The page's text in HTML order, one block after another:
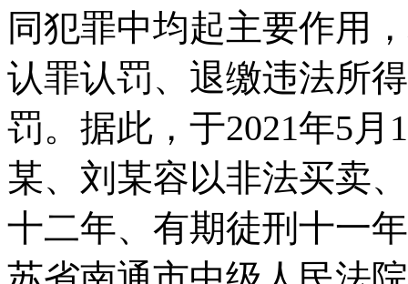
同犯罪中均起主要作用
认罪认罚、退缴违法所
罚。据此，于2021年5
某、刘某容以非法买卖
十二年、有期徒刑十一